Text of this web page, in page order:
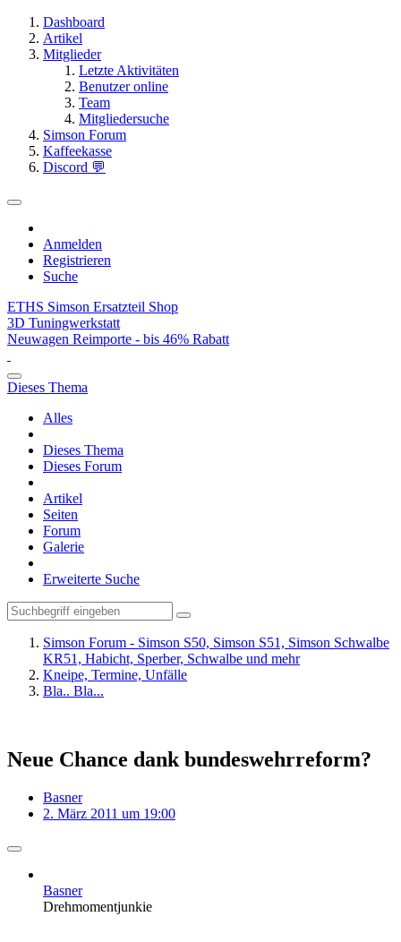
Dashboard
Artikel
Mitglieder
Letzte Aktivitäten
Benutzer online
Team
Mitgliedersuche
Simson Forum
Kaffeekasse
Discord 💬
Anmelden
Registrieren
Suche
ETHS Simson Ersatzteil Shop
3D Tuningwerkstatt
Neuwagen Reimporte - bis 46% Rabatt
Dieses Thema
Alles
Dieses Thema
Dieses Forum
Artikel
Seiten
Forum
Galerie
Erweiterte Suche
Simson Forum - Simson S50, Simson S51, Simson Schwalbe
KR51, Habicht, Sperber, Schwalbe und mehr
Kneipe, Termine, Unfälle
Bla.. Bla...
Neue Chance dank bundeswehrreform?
Basner
2. März 2011 um 19:00
Basner
Drehmomentjunkie